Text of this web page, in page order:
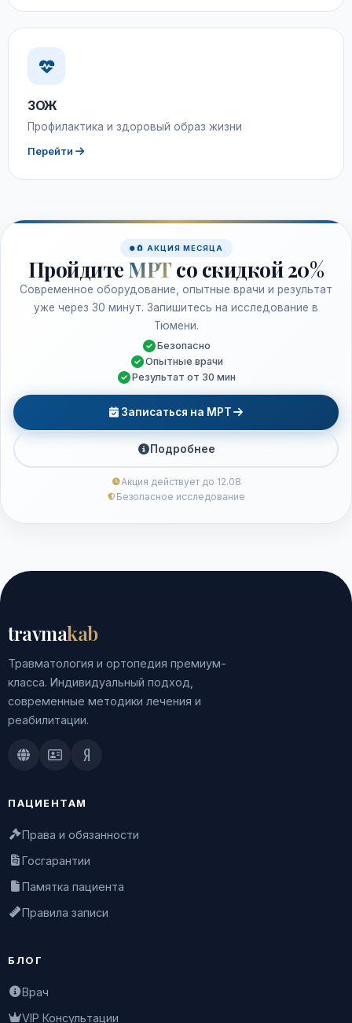
ЗОЖ
Профилактика и здоровый образ жизни
Перейти
🧲 АКЦИЯ МЕСЯЦА
Пройдите МРТ со скидкой 20%
Современное оборудование, опытные врачи и результат
уже через 30 минут. Запишитесь на исследование в
Тюмени.
Безопасно
Опытные врачи
Результат от 30 мин
Записаться на МРТ
Подробнее
Акция действует до 12.08
Безопасное исследование
travmakab
Травматология и ортопедия премиум-
класса. Индивидуальный подход,
современные методики лечения и
реабилитации.
Doctu.ruПроДокторов
Яндекс.Здоровье
ПАЦИЕНТАМ
Права и обязанности
Госгарантии
Памятка пациента
Правила записи
БЛОГ
Врач
VIP Консультации